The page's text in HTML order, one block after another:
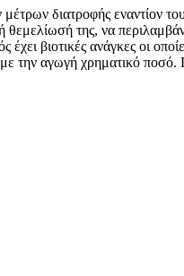
διατροφής εναντίον
της, να
έχει βιοτικές ανάγκες οι
την αγωγή χρηματικό ποσό.